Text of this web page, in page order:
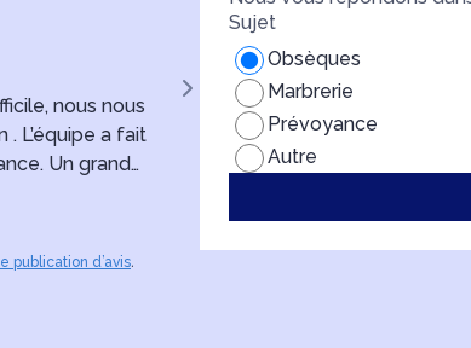
nous nous
L’équipe a fait
Un grand
🌟
Manon Masse
Nous tenons à remercier
funèbres pour leur
Dans ce moment difficile,
écoute, de bienveillance et
mère, ma famille et moi-
sa disponibilité et la qualité de
publication d’avis.
Sujet
Obsèques
Marbrerie
Prévoyance
Autre